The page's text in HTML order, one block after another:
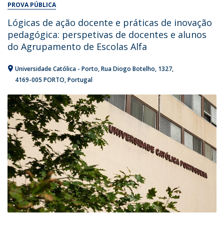
PROVA PÚBLICA
Lógicas de ação docente e práticas de inovação
pedagógica: perspetivas de docentes e alunos
do Agrupamento de Escolas Alfa
Universidade Católica - Porto Rua Diogo Botelho, 1327
4169-005 PORTO Portugal